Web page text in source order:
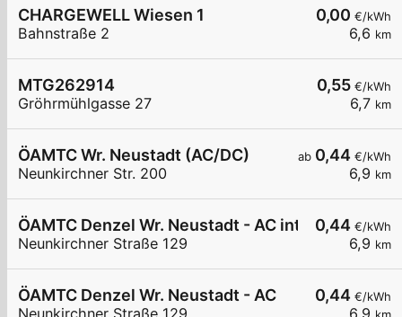
0,00 €/kWh
6,6 km
CHARGEWELL Wiesen 1
Bahnstraße 2
0,55 €/kWh
6,7 km
MTG262914
Gröhrmühlgasse 27
ab 0,44 €/kWh
6,9 km
ÖAMTC Wr. Neustadt (AC/DC)
Neunkirchner Str. 200
0,44 €/kWh
6,9 km
ÖAMTC Denzel Wr. Neustadt - AC intern 1
Neunkirchner Straße 129
0,44 €/kWh
ÖAMTC Denzel Wr. Neustadt - AC